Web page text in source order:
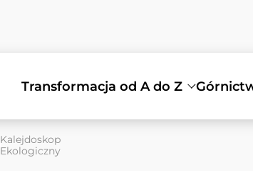
Transformacja od A do Z
Kalejdoskop
Ekologiczny